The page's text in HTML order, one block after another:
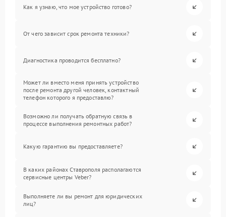
Как я узнаю, что мое устройство готово?
От чего зависит срок ремонта техники?
Диагностика проводится бесплатно?
Может ли вместо меня принять устройство
после ремонта другой человек, контактный
телефон которого я предоставлю?
Возможно ли получать обратную связь в
процессе выполнения ремонтных работ?
Какую гарантию вы предоставляете?
В каких районах Ставрополя располагаются
сервисные центры Veber?
Выполняете ли вы ремонт для юридических
лиц?